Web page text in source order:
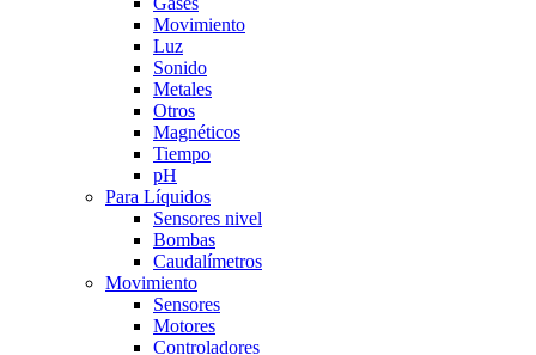
Movimiento
Luz
Sonido
Metales
Otros
Magnéticos
Tiempo
pH
Para Líquidos
Sensores nivel
Bombas
Caudalímetros
Movimiento
Sensores
Motores
Controladores